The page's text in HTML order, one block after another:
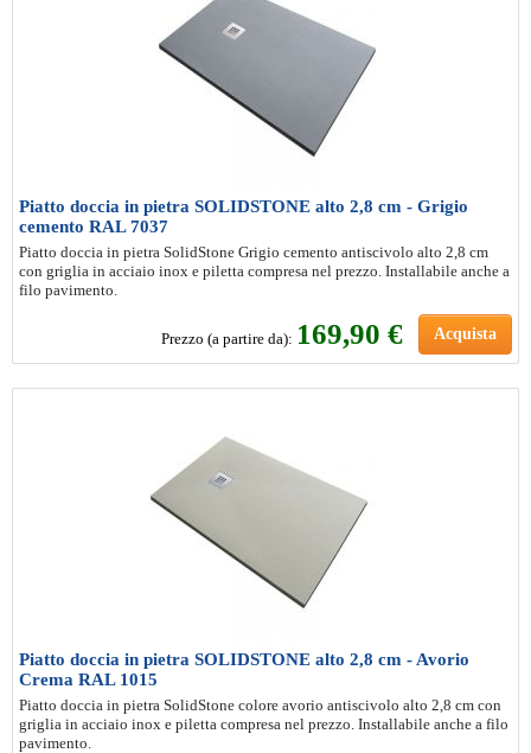
Piatto doccia in pietra SOLIDSTONE alto 2,8 cm - Grigio
cemento RAL 7037
Piatto doccia in pietra SolidStone Grigio cemento antiscivolo alto 2,8 cm
con griglia in acciaio inox e piletta compresa nel prezzo. Installabile anche a
filo pavimento.
Prezzo (a partire da): 169,90 € Acquista
Piatto doccia in pietra SOLIDSTONE alto 2,8 cm - Avorio
Crema RAL 1015
Piatto doccia in pietra SolidStone colore avorio antiscivolo alto 2,8 cm con
griglia in acciaio inox e piletta compresa nel prezzo. Installabile anche a filo
pavimento.